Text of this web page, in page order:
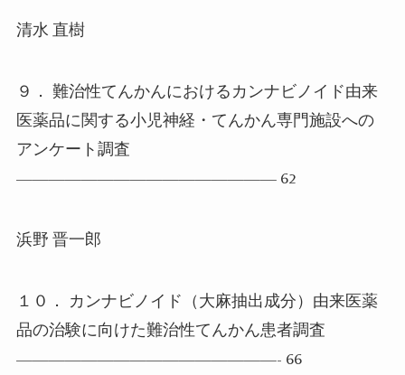
清水 直樹
９． 難治性てんかんにおけるカンナビノイド由来
医薬品に関する小児神経・てんかん専門施設への
アンケート調査
———————————————— 62
浜野 晋一郎
１０． カンナビノイド（大麻抽出成分）由来医薬
品の治験に向けた難治性てんかん患者調査
————————————————- 66